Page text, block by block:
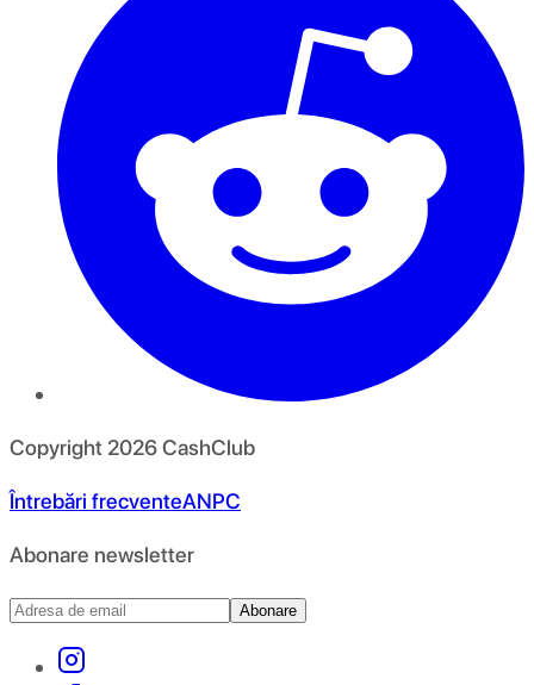
Copyright 2026CashClub
Întrebări frecventeANPC
Abonare newsletter
Abonare